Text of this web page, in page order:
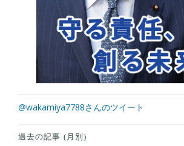
@wakamiya7788さんのツイート
過去の記事 (月別)